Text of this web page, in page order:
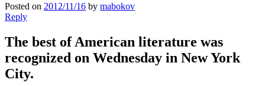
Posted on 2012/11/16 by mabokov
Reply
The best of American literature was
recognized on Wednesday in New York
City.